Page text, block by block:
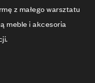
z małego warsztatu
meble i akcesoria